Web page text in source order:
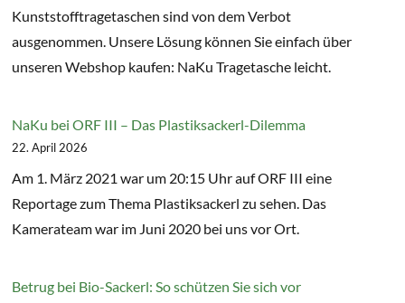
Kunststofftragetaschen sind von dem Verbot
ausgenommen. Unsere Lösung können Sie einfach über
unseren Webshop kaufen: NaKu Tragetasche leicht.
NaKu bei ORF III – Das Plastiksackerl-Dilemma
22. April 2026
Am 1. März 2021 war um 20:15 Uhr auf ORF III eine
Reportage zum Thema Plastiksackerl zu sehen. Das
Kamerateam war im Juni 2020 bei uns vor Ort.
Betrug bei Bio-Sackerl: So schützen Sie sich vor